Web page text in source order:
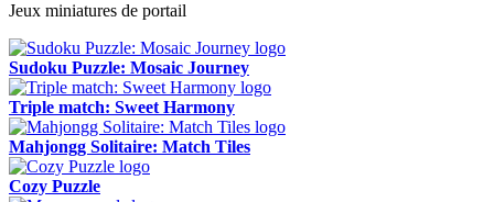
Jeux miniatures de portail
Sudoku Puzzle: Mosaic Journey
Triple match: Sweet Harmony
Mahjongg Solitaire: Match Tiles
Cozy Puzzle